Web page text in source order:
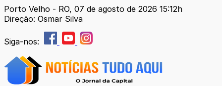
Porto Velho - RO, 07 de agosto de 2026 15:12h
Direção: Osmar Silva
Siga-nos: